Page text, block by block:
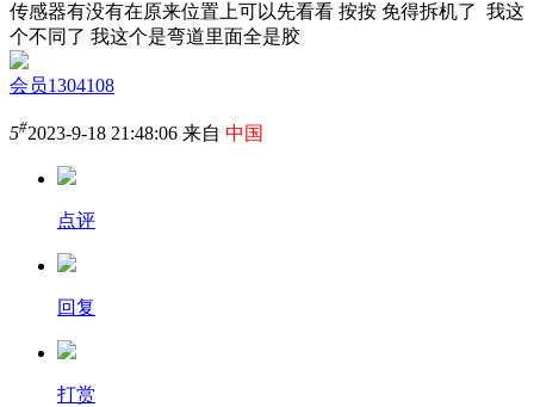
传感器有没有在原来位置上可以先看看 按按 免得拆机了 我这
个不同了 我这个是弯道里面全是胶
会员1304108
5#2023-9-18 21:48:06 来自 中国
点评
回复
打赏